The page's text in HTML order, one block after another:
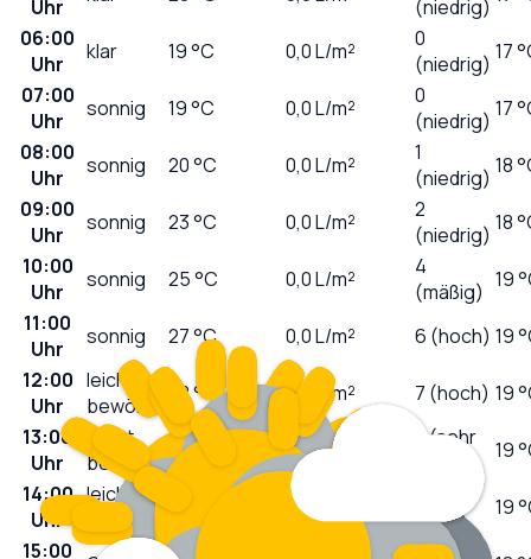
Uhr
(niedrig)
06:00
Uhr
klar 19°C 0,0L/m²
0
(niedrig) 17
07:00
Uhr
sonnig 19°C 0,0L/m²
0
(niedrig) 17
08:00
Uhr
sonnig 20°C 0,0L/m²
1
(niedrig) 18
09:00
Uhr
sonnig 23°C 0,0L/m²
2
(niedrig) 18
10:00
Uhr
sonnig 25°C 0,0L/m²
4
(mäßig) 19
11:00
Uhr
sonnig 27°C 0,0L/m² 6 (hoch) 19
12:00
Uhr
leicht
bewölkt
28°C 0,0 L/m² 7 (hoch) 19
13:00
Uhr
leicht
bewölkt
28°C 0,0L/m²
8 (sehr
19
14:00
Uhr
leicht
bewölkt
0,0
hoch)
19
15:00
5